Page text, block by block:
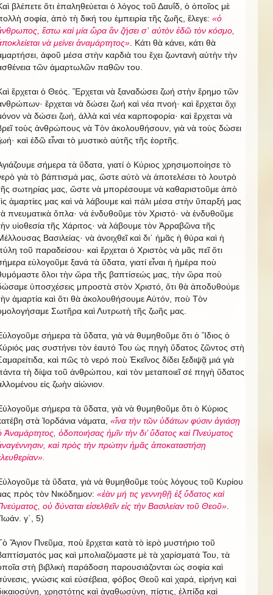
βλέπετε ὅτι ἐπαληθεύεται ὁ λόγος τοῦ Δαυΐδ, ὁ ὁποῖος μὲ
σοφία, ἀπὸ τὴ δική του ἐμπειρία τῆς ζωῆς, ἔλεγε: «ὁ
ἔστω καὶ μία ὥρα ἂν ζήσει σ᾿ αὐτὸν ἐδῶ τὸν κόσμο,
νὰ μείνει ἀναμάρτητος» . Κάτι θὰ κάνει, κάτι θὰ
ἀφοῦ μέσα στὴν καρδιὰ του ἔχει ζωντανὴ αὐτὴν τὴν
τῶν ἁμαρτωλῶν παθῶν του.
ἔρχεται ὁ Θεός. Ἔρχεται νὰ ξαναδώσει ζωή στὴν ἔρημο τῶν
ἔρχεται νὰ δώσει ζωή καὶ νέα πνοή· καὶ ἔρχεται ὄχι
νὰ δώσει ζωή, ἀλλὰ καὶ νέα καρποφορία· καὶ ἔρχεται νὰ
τοὺς ἀνθρώπους νὰ Τὸν ἀκολουθήσουν, γιὰ νὰ τοὺς δώσει
καὶ ἐδῶ εἶναι τὸ μυστικὸ αὐτῆς τῆς ἑορτῆς.
σήμερα τὰ ὕδατα, γιατί ὁ Κύριος χρησιμοποίησε τὸ
γιὰ τὸ βάπτισμά μας, ὥστε αὐτὸ νὰ ἀποτελέσει τὸ λουτρὸ
σωτηρίας μας, ὥστε νὰ μπορέσουμε νὰ καθαριστοῦμε ἀπὸ
ἁμαρτίες μας καὶ νὰ λάβουμε καὶ πάλι μέσα στὴν ὕπαρξή μας
πνευματικὰ ὅπλα· νὰ ἐνδυθοῦμε τὸν Χριστό· νὰ ἐνδυθοῦμε
υἱοθεσία τῆς Χάριτος· νὰ λάβουμε τὸν Ἀρραβῶνα τῆς
Βασιλείας· νὰ ἀνοιχθεῖ καὶ δι᾿ ἡμᾶς ἡ θύρα καὶ ἡ
τοῦ παραδείσου· καὶ ἔρχεται ὁ Χριστὸς νὰ μᾶς πεῖ ὅτι
εὐλογοῦμε ξανά τὰ ὕδατα, γιατί εἶναι ἡ ἡμέρα ποὺ
ὅλοι τὴν ὥρα τῆς βαπτίσεώς μας, τὴν ὥρα ποὺ
ὑποσχέσεις μπροστὰ στὸν Χριστό, ὅτι θὰ ἀποδυθούμε
ἁμαρτία καὶ ὅτι θὰ ἀκολουθήσουμε Αὐτόν, ποὺ Τὸν
Σωτῆρα καὶ Λυτρωτὴ τῆς ζωῆς μας.
σήμερα τὰ ὕδατα, γιὰ νὰ θυμηθοῦμε ὅτι ὁ Ἴδιος ὁ
μας συστήνει τὸν ἑαυτό Του ὡς πηγὴ ὕδατος ζῶντος στὴ
καὶ πῶς τὸ νερό ποὺ Ἐκεῖνος δίδει ξεδιψᾷ μιά γιὰ
τὴ δίψα τοῦ ἀνθρώπου, καὶ τὸν μεταποιεῖ σέ πηγὴ ὕδατος
εἰς ζωὴν αἰώνιον.
σήμερα τὰ ὕδατα, γιὰ νὰ θυμηθοῦμε ὅτι ὁ Κύριος
στὰ Ἰορδάνια νάματα, «ἵνα τὴν τῶν ὑδάτων φύσιν ἀγιάσῃ
Ἀναμάρτητος, ὁδοποιήσας ἡμῖν τὴν δι’ ὕδατος καὶ Πνεύματος
καὶ πρὸς τὴν πρώτην ἡμᾶς ἀποκαταστήσῃ
τὰ ὕδατα, γιὰ νὰ θυμηθοῦμε τοὺς λόγους τοῦ Κυρίου
πρὸς τὸν Νικόδημον: «ἐὰν μή τις γεννηθῇ ἐξ ὕδατος καὶ
οὐ δύναται εἰσελθεῖν εἰς τὴν Βασιλείαν τοῦ Θεοῦ»
γ΄, 5)
Ἅγιον Πνεῦμα, ποὺ ἔρχεται κατὰ τὸ ἱερὸ μυστήριο τοῦ
μας καὶ μπολιαζόμαστε μὲ τὰ χαρίσματά Του, τὰ
στὴ βιβλικὴ παράδοση παρουσιάζονται ὡς σοφία καὶ
γνώσις καὶ εὐσέβεια, φόβος Θεοῦ καὶ χαρά, εἰρήνη καὶ
χρηστότης καὶ ἀγαθωσύνη, πίστις, ἐλπίδα καὶ